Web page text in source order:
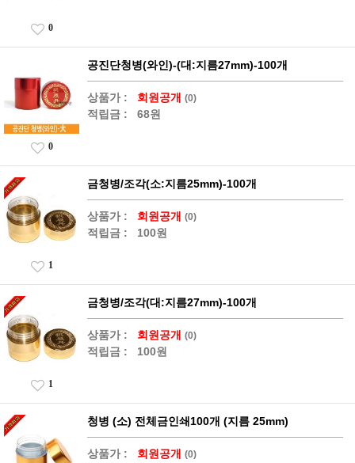
0
공진단청병(와인)-(대:지름27mm)-100개
상품가 : 회원공개 (0)
적립금 : 68원
0
금청병/조각(소:지름25mm)-100개
상품가 : 회원공개 (0)
적립금 : 100원
1
금청병/조각(대:지름27mm)-100개
상품가 : 회원공개 (0)
적립금 : 100원
1
청병 (소) 전체금인쇄100개 (지름 25mm)
상품가 : 회원공개 (0)